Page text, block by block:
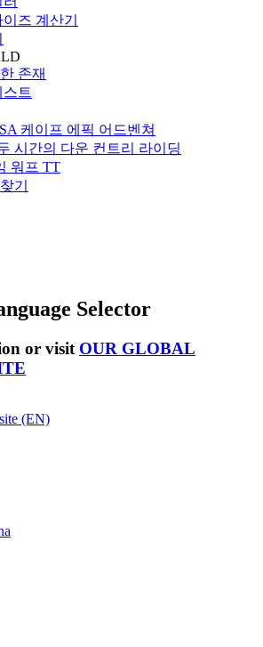
즈 계산기
존재
트
케이프 에픽 어드벤쳐
시간의 다운 컨트리 라이딩
워프 TT
기
Selector
or visit OUR GLOBAL
(EN)